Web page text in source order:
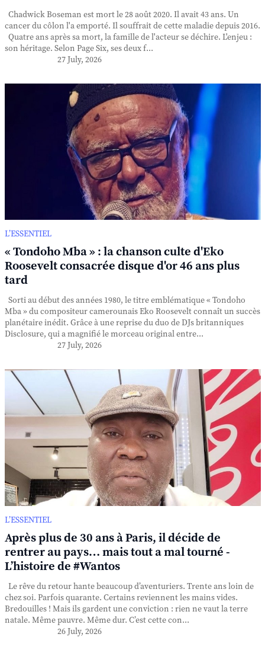
Chadwick Boseman est mort le 28 août 2020. Il avait 43 ans. Un
cancer du côlon l'a emporté. Il souffrait de cette maladie depuis 2016.
Quatre ans après sa mort, la famille de l'acteur se déchire. L'enjeu :
son héritage. Selon Page Six, ses deux f...
27 July, 2026
L’ESSENTIEL
« Tondoho Mba » : la chanson culte d'Eko
Roosevelt consacrée disque d'or 46 ans plus
tard
Sorti au début des années 1980, le titre emblématique « Tondoho
Mba » du compositeur camerounais Eko Roosevelt connaît un succès
planétaire inédit. Grâce à une reprise du duo de DJs britanniques
Disclosure, qui a magnifié le morceau original entre...
27 July, 2026
L’ESSENTIEL
Après plus de 30 ans à Paris, il décide de
rentrer au pays… mais tout a mal tourné -
L’histoire de #Wantos
Le rêve du retour hante beaucoup d’aventuriers. Trente ans loin de
chez soi. Parfois quarante. Certains reviennent les mains vides.
Bredouilles ! Mais ils gardent une conviction : rien ne vaut la terre
natale. Même pauvre. Même dur. C’est cette con...
26 July, 2026